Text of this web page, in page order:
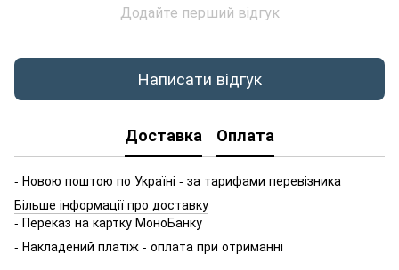
Додайте перший відгук
Написати відгук
Доставка Оплата
- Новою поштою по Україні - за тарифами перевізника
Більше інформації про доставку
- Переказ на картку МоноБанку
- Накладений платіж - оплата при отриманні